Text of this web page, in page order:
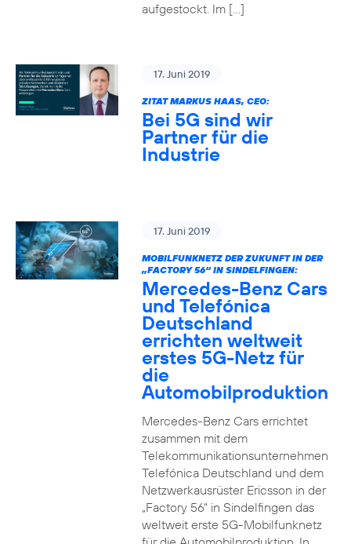
aufgestockt. Im […]
17. Juni 2019
ZITAT MARKUS HAAS, CEO:
Bei 5G sind wir
Partner für die
Industrie
17. Juni 2019
MOBILFUNKNETZ DER ZUKUNFT IN DER
„FACTORY 56“ IN SINDELFINGEN:
Mercedes-Benz Cars
und Telefónica
Deutschland
errichten weltweit
erstes 5G-Netz für
die
Automobilproduktion
Mercedes-Benz Cars errichtet
zusammen mit dem
Telekommunikationsunternehmen
Telefónica Deutschland und dem
Netzwerkausrüster Ericsson in der
„Factory 56“ in Sindelfingen das
weltweit erste 5G-Mobilfunknetz